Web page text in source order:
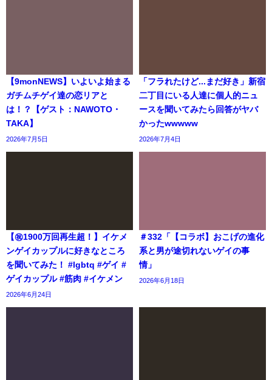
【9monNEWS】いよいよ始まる
ガチムチゲイ達の恋リアと
は！？【ゲスト：NAWOTO・
TAKA】
2026年7月5日
「フラれたけど...まだ好き」新宿
二丁目にいる人達に個人的ニュ
ースを聞いてみたら回答がヤバ
かったwwwww
2026年7月4日
【㊗️1900万回再生超！】イケメ
ンゲイカップルに好きなところ
を聞いてみた！ #lgbtq #ゲイ #
ゲイカップル #筋肉 #イケメン
2026年6月24日
＃332「【コラボ】おこげの進化
系と男が途切れないゲイの事
情」
2026年6月18日